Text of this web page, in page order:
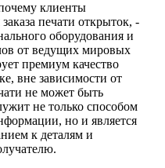
клиенты
печати открыток, -
оборудования и
от ведущих мировых
премиум качество
вне зависимости от
не может быть
не только способом
но и является
к деталям и